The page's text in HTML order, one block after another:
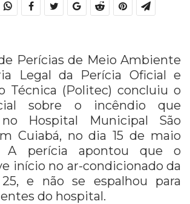
Perícias de Meio Ambiente
Legal da Perícia Oficial e
Técnica (Politec) concluiu o
sobre o incêndio que
Hospital Municipal São
Cuiabá, no dia 15 de maio
A perícia apontou que o
início no ar-condicionado da
e não se espalhou para
do hospital.